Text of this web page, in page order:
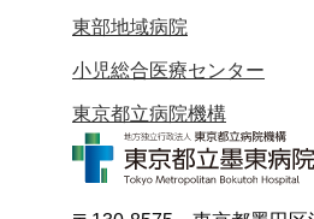
東部地域病院
小児総合医療センター
東京都立病院機構